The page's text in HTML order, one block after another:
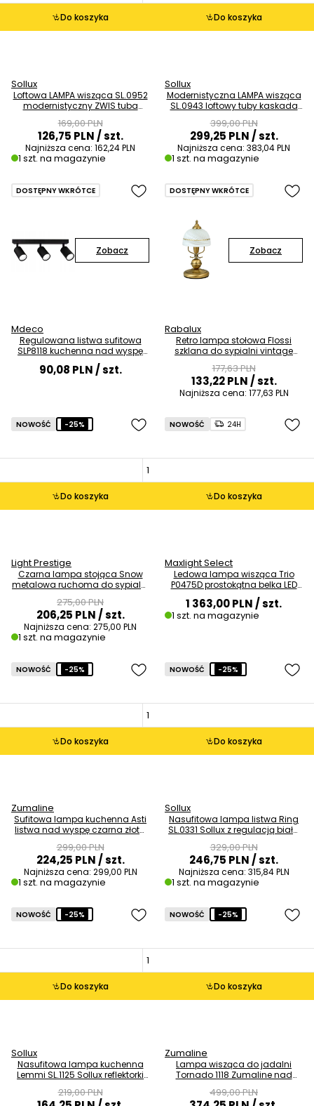
Do koszyka
Sollux
Loftowa LAMPA wisząca SL.0952
modernistyczny ZWIS tuba
169,00 PLN
126,75 PLN/ szt.
Najniższa cena: 162,24 PLN
1 szt. na magazynie
Do koszyka
Sollux
Modernistyczna LAMPA wisząca
SL.0943 loftowy tuby kaskada
399,00 PLN
299,25 PLN/ szt.
Najniższa cena: 383,04 PLN
1 szt. na magazynie
Zobacz
DOSTĘPNY WKRÓTCE
Mdeco
Regulowana listwa sufitowa
SLP8118 kuchenna nad wyspę
czarna metal OUTLET
90,08 PLN/ szt.
Zobacz
DOSTĘPNY WKRÓTCE
Rabalux
Retro lampa stołowa Flossi
szklana do sypialni vintage
177,63 PLN
133,22 PLN/ szt.
Najniższa cena: 177,63 PLN
Do koszyka
NOWOŚĆ -25%
Light Prestige
Czarna lampa stojąca Snow
metalowa ruchoma do sypialni
275,00 PLN
206,25 PLN/ szt.
Najniższa cena: 275,00 PLN
1 szt. na magazynie
Do koszyka
NOWOŚĆ 24H
Maxlight Select
Ledowa lampa wisząca Trio
P0475D prostokątna belka LED
12W 3000K złota OUTLET
1 363,00 PLN/ szt.
1 szt. na magazynie
Do koszyka
NOWOŚĆ -25%
Zumaline
Sufitowa lampa kuchenna Asti
listwa nad wyspę czarna złota
299,00 PLN
224,25 PLN/ szt.
Najniższa cena: 299,00 PLN
1 szt. na magazynie
Do koszyka
NOWOŚĆ -25%
Sollux
Nasufitowa lampa listwa Ring
SL.0331 Sollux z regulacją biała
329,00 PLN
246,75 PLN/ szt.
Najniższa cena: 315,84 PLN
1 szt. na magazynie
Do koszyka
NOWOŚĆ -25%
Sollux
Nasufitowa lampa kuchenna
Lemmi SL.1125 Sollux reflektorki
219,00 PLN
Do koszyka
NOWOŚĆ -25%
Zumaline
Lampa wisząca do jadalni
Tornado 1118 Zumaline nad
499,00 PLN